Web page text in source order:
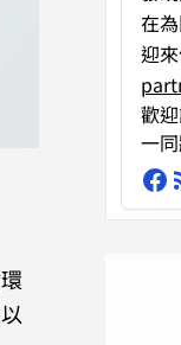
在
迎
歡
一